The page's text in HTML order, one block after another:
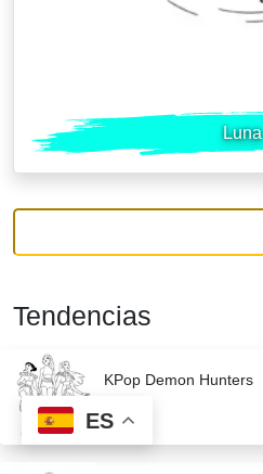
Luna
Tendencias
KPop Demon Hunters
ES